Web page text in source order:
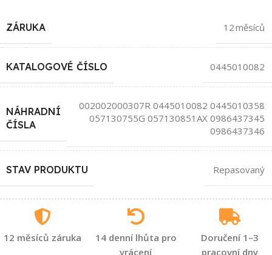
ZÁRUKA 12 měsíců
KATALOGOVÉ ČÍSLO 0445010082
NÁHRADNÍ
ČÍSLA
002002000307R 0445010082 0445010358
057130755G 057130851AX 0986437345
0986437346
STAV PRODUKTU Repasovaný
12 měsíců záruka
14 denní lhůta pro
vrácení
Doručení 1–3
pracovní dny